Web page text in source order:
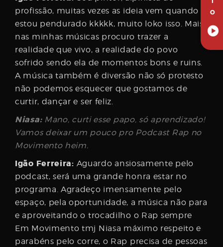
O
profissão, muitas vezes as ideia vem quando
estou pendurado kkkkk, muito loko isso. Mais
nas minhas músicas procuro trazer a
realidade que vivo, a realidade do povo
sofrido sendo ela de momentos bons e ruins.
A música também é diversão não só protesto
não podemos esquecer que gostamos de
curtir, dançar e ser feliz.
Niasa:Mano, curti esse papo, só aprendizado!
Vamos deixar um pouco pro Podcast Rap no
Movimento heim.
Igão Ferreira: Aguardo ansiosamente pelo
podcast, será uma grande honra estar no
programa. Agradeço imensamente pelo
espaço, pela oportunidade, a música não para
e aproveitando o trocadilho o Rap sempre
Em Movimento tmj Niasa máximo respeito e
parabéns pelo corre, o Rap precisa de pessoas